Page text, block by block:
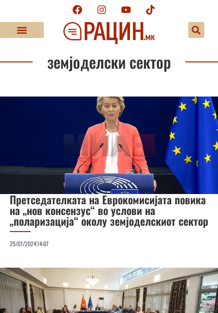
земјоделски сектор
Претседателката на Еврокомисијата повика
на „нов консензус“ во услови на
„поларизација“ околу земјоделскиот сектор
25/01/202414:07